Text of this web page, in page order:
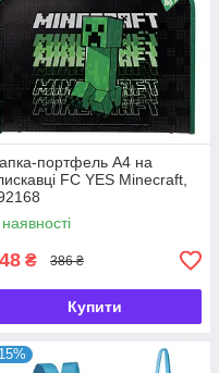
портфель А4 на
FC YES Minecraft,
₴ 386 ₴
Купити